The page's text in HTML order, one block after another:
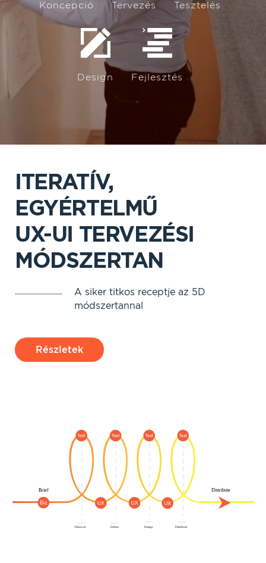
Koncepció Tervezés Tesztelés
Design Fejlesztés
ITERATÍV,
EGYÉRTELMŰ
UX-UI TERVEZÉSI
MÓDSZERTAN
A siker titkos receptje az 5D
módszertannal
Részletek
Vagy egyszerűen csak hívj fel minket!
+36 70 280 3513